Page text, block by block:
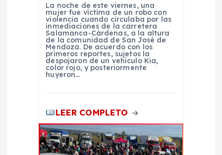
La noche de este viernes, una
mujer fue víctima de un robo con
violencia cuando circulaba por las
inmediaciones de la carretera
Salamanca-Cárdenas, a la altura
de la comunidad de San José de
Mendoza. De acuerdo con los
primeros reportes, sujetos la
despojaron de un vehículo Kia,
color rojo, y posteriormente
huyeron…
LEER COMPLETO